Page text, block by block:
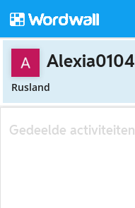
Alexia0104
Rusland
Gedeelde activiteiten